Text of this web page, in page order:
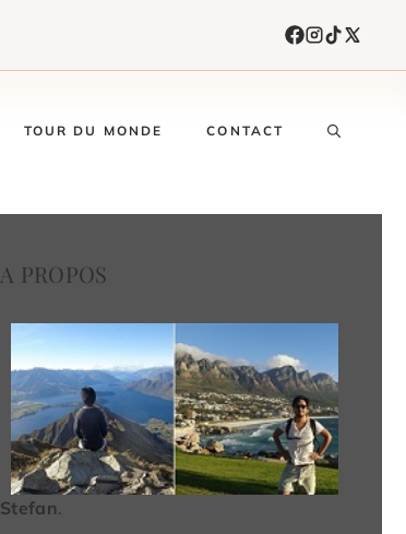
TOUR DU MONDE CONTACT
A PROPOS
Stefan.